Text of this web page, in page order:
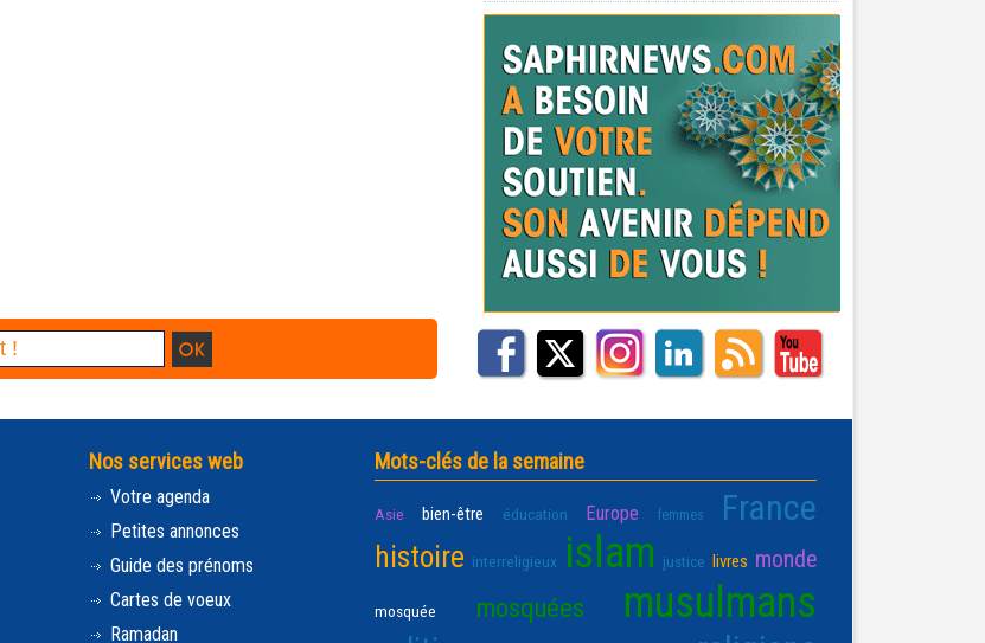
Nos services web
Votre agenda
Petites annonces
Guide des prénoms
Cartes de voeux
Ramadan
Mots-clés de la semaine
Asie bien-être éducation Europe femmes France
histoire interreligieux islam justice livres monde
mosquée mosquées musulmans